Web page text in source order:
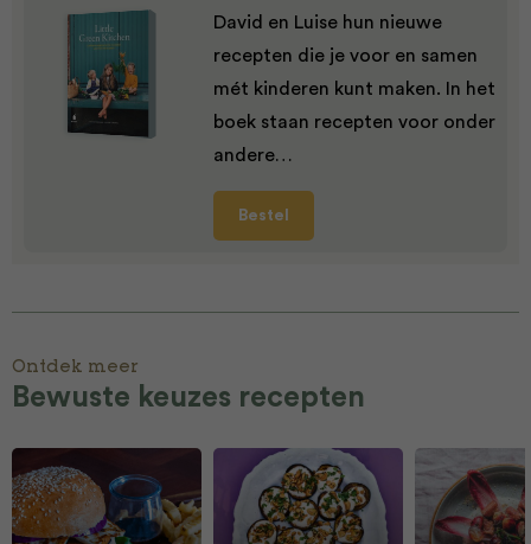
David en Luise hun nieuwe
recepten die je voor en samen
mét kinderen kunt maken. In het
boek staan recepten voor onder
andere…
Bestel
Ontdek meer
Bewuste keuzes recepten